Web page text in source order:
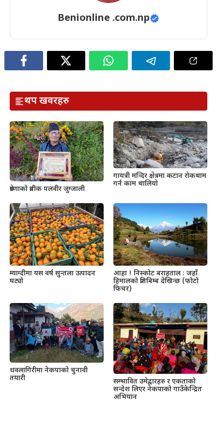
Benionline .com.np
थप खवरहरु
प्रेरणाको प्रतीक पलवीर जुग्जाली
गायत्री मन्दिर क्षेत्रमा कटान रोकथाम
गर्न काम थालियो
म्याग्दीमा यस वर्ष सुन्तला उत्पादन
घट्यो
आहा ! निस्कोट बराहताल : जहाँ
हिमालको प्रतिबिम्ब देखिन्छ (फोटो
फिचर)
धवलागिरीमा नेकपाको चुनावी
तयारी
सम्भावित उमेद्वारहरु र एकताको
सन्देश लिएर नेकपाको गाउँकेन्द्रित
अभियान